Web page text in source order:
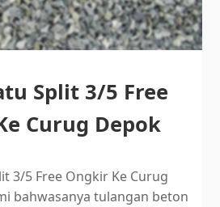
Split 3/5 Free
Curug Depok
3/5 Free Ongkir Ke Curug
bahwasanya tulangan beton